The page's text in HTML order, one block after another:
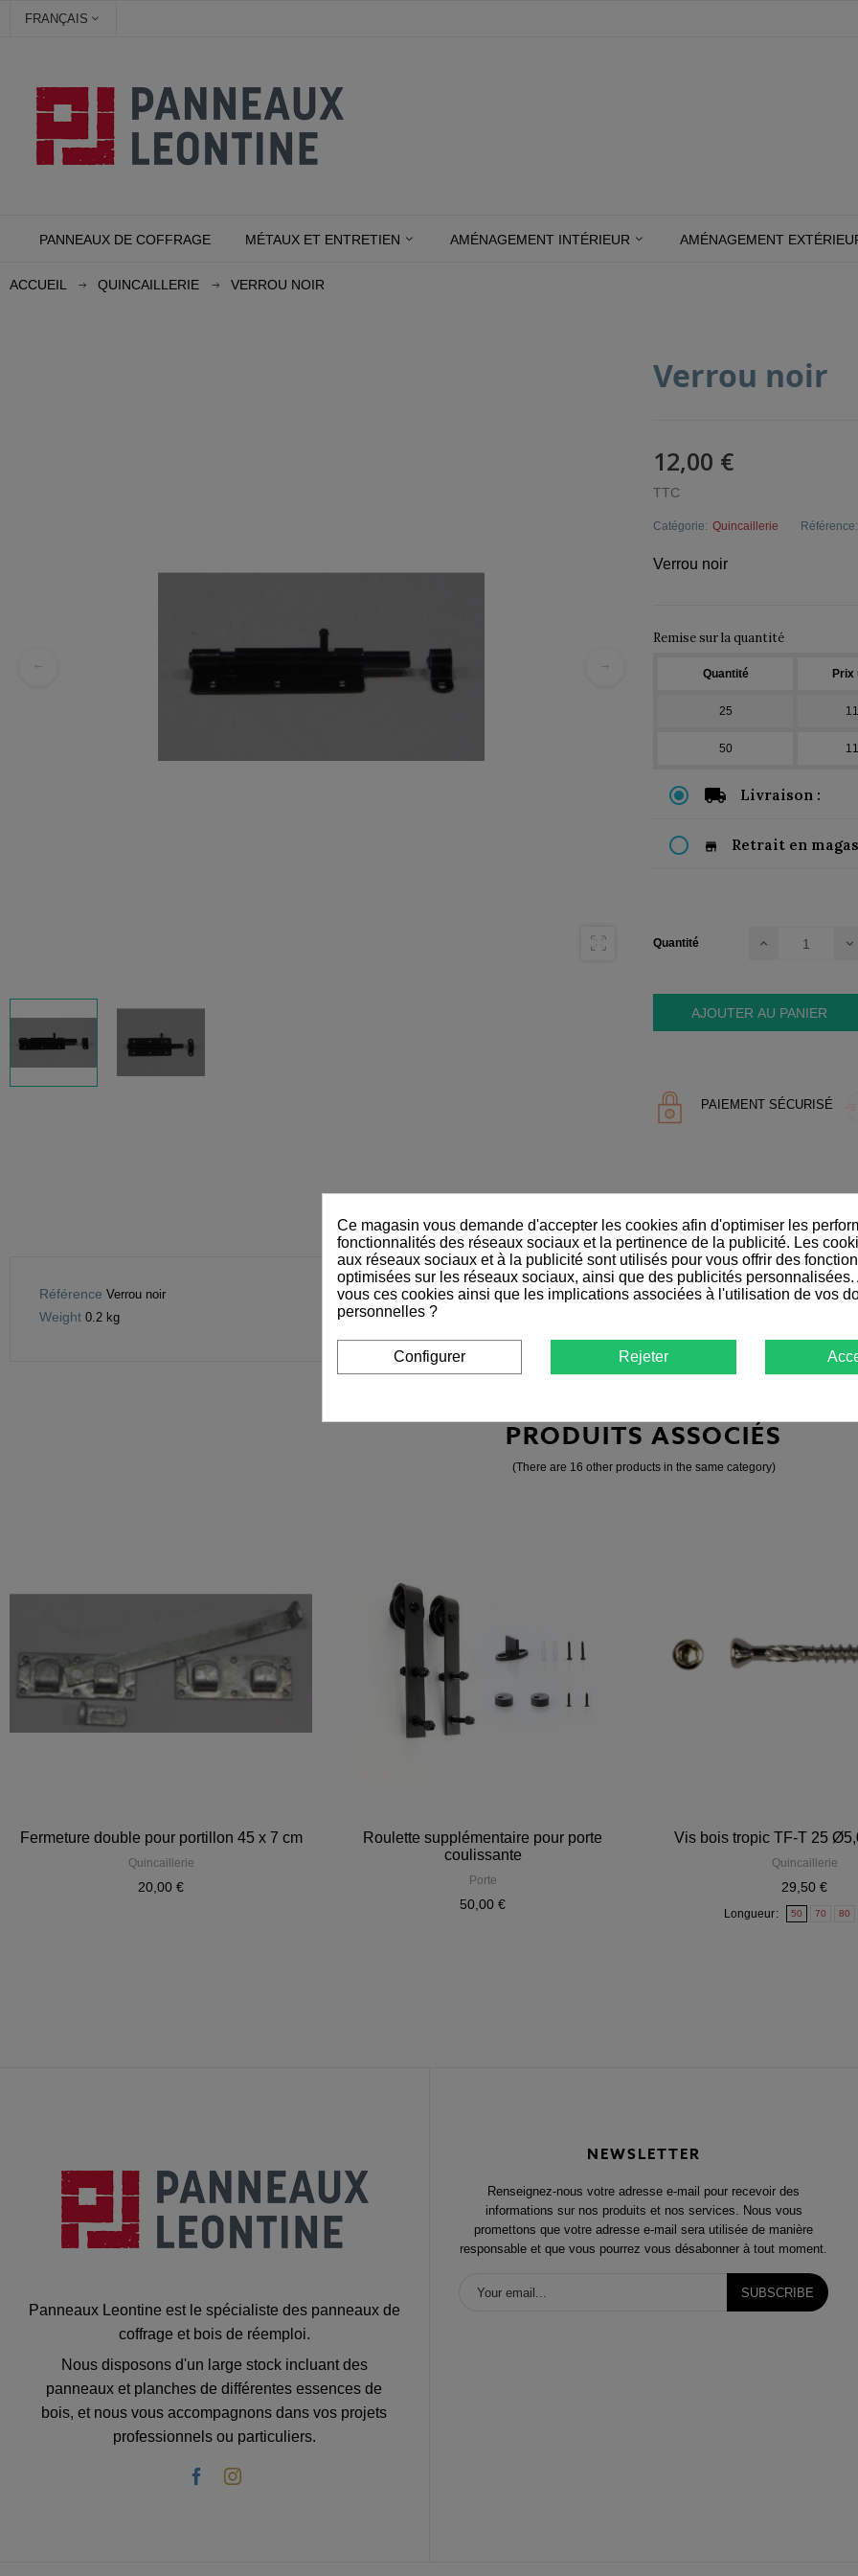
FRANÇAIS
PANNEAUX DE COFFRAGE MÉTAUX ET ENTRETIEN AMÉNAGEMENT INTÉRIEUR AMÉNAGEMENT
ACCUEIL QUINCAILLERIE VERROU NOIR
Verrou noir
12,00 €
TTC
Catégorie: Quincaillerie Référence:
Verrou noir
Remise sur la quantité
Quantité Prix
25
50
Livraison :
store Retrait en
Quantité
AJOUTER AU PANIER
PAIEMENT SÉCURISÉ
DÉTAILS DU PRODUIT
Référence Verrou noir
Weight 0.2 kg
PRODUITS ASSOCIÉS
(There are 16 other products in the same category)
Fermeture double pour portillon 45 x 7 cm
Quincaillerie
20,00 €
Roulette supplémentaire pour porte
coulissante
Porte
50,00 €
Vis bois tropic TF-T 25
Quincaillerie
29,50 €
Longueur 50 70 80
Panneaux Leontine est le spécialiste des panneaux de
coffrage et bois de réemploi.
Nous disposons d'un large stock incluant des
panneaux et planches de différentes essences de
bois, et nous vous accompagnons dans vos projets
professionnels ou particuliers.
NEWSLETTER
Renseignez-nous votre adresse e-mail pour recevoir des
informations sur nos produits et nos services. Nous vous
promettons que votre adresse e-mail sera utilisée de manière
responsable et que vous pourrez vous désabonner à tout moment.
SUBSCRIBE
Ce magasin vous demande d'accepter les cookies afin d'optimiser les
fonctionnalités des réseaux sociaux et la pertinence de la publicité. Les
aux réseaux sociaux et à la publicité sont utilisés pour vous offrir des
optimisées sur les réseaux sociaux, ainsi que des publicités personnalisées.
vous ces cookies ainsi que les implications associées à l'utilisation de vos
personnelles ?
Configurer Rejeter